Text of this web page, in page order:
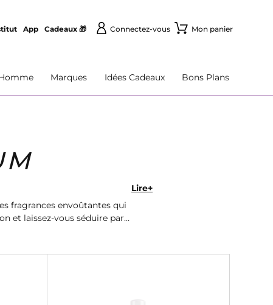
App Cadeaux 🎁 Connectez-vous Mon panier
Marques Idées Cadeaux Bons Plans
fragrances envoûtantes qui
et laissez-vous séduire par
Lire+